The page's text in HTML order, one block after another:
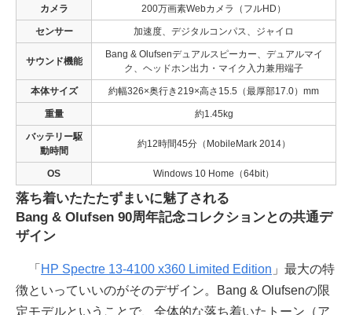
カメラ 200万画素Webカメラ（フルHD）
センサー 加速度、デジタルコンパス、ジャイロ
サウンド機能
Bang & Olufsenデュアルスピーカー、デュアルマイ
ク、ヘッドホン出力・マイク入力兼用端子
本体サイズ 約幅326×奥行き219×高さ15.5（最厚部17.0）mm
重量 約1.45kg
バッテリー駆
動時間
約12時間45分（MobileMark 2014）
OS Windows 10 Home（64bit）
落ち着いたたたずまいに魅了される
Bang & Olufsen 90周年記念コレクションとの共通デ
ザイン
「 HP Spectre 13-4100 x360 Limited Edition 」最大の特
徴といっていいのがそのデザイン。Bang & Olufsenの限
定モデルということで、全体的な落ち着いたトーン（ア